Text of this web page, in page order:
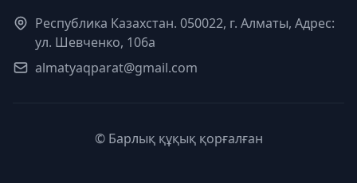
Республика Казахстан. 050022, г. Алматы, Адрес:
ул. Шевченко, 106а
almatyaqparat@gmail.com
© Барлық құқық қорғалған